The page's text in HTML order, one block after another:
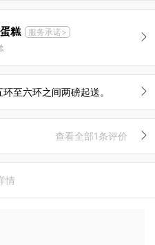
糕
服务承诺>
至六环之间两磅起送。
查看全部1条评价
情